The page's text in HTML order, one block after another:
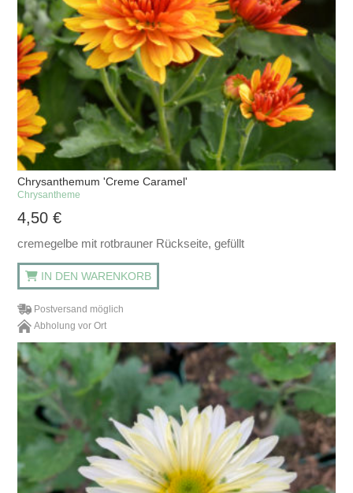
Chrysanthemum 'Creme Caramel'
Chrysantheme
4,50€
cremegelbe mit rotbrauner Rückseite, gefüllt
IN DEN WARENKORB
Postversand möglich
Abholung vor Ort